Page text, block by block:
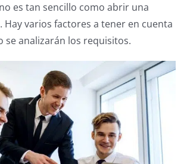
es tan sencillo como abrir una
Hay varios factores a tener en cuenta
se analizarán los requisitos.